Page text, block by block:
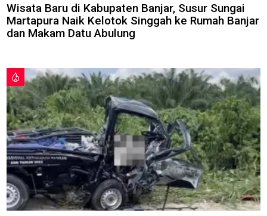
Wisata Baru di Kabupaten Banjar, Susur Sungai
Martapura Naik Kelotok Singgah ke Rumah Banjar
dan Makam Datu Abulung